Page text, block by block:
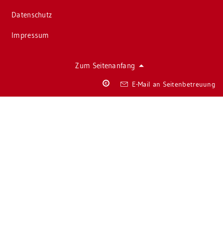
Da­ten­schutz
Im­pres­sum
Zum Sei­ten­an­fang
E-Mail an Sei­ten­be­treu­ung
Co­